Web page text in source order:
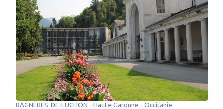
BAGNÈRES-DE-LUCHON - Haute-Garonne - Occitanie